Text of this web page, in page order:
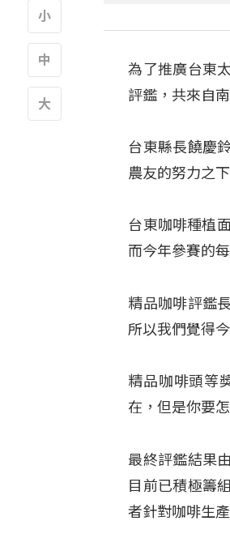
為了推廣台東
評鑑，共來自
台東縣長饒慶
農友的努力之
台東咖啡種植
而今年參賽的
精品咖啡評鑑
所以我們覺得
精品咖啡頭等
在，但是你要
最終評鑑結果
目前已積極籌
者針對咖啡生